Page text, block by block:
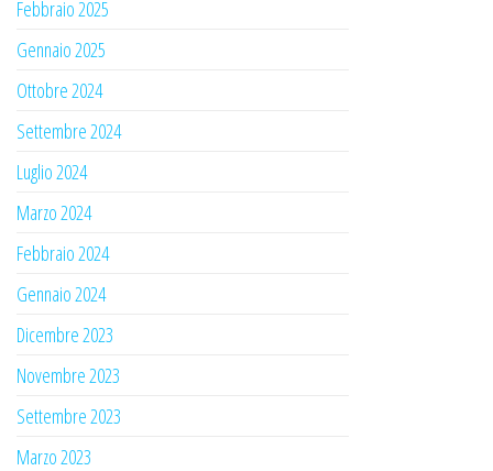
Febbraio 2025
Gennaio 2025
Ottobre 2024
Settembre 2024
Luglio 2024
Marzo 2024
Febbraio 2024
Gennaio 2024
Dicembre 2023
Novembre 2023
Settembre 2023
Marzo 2023